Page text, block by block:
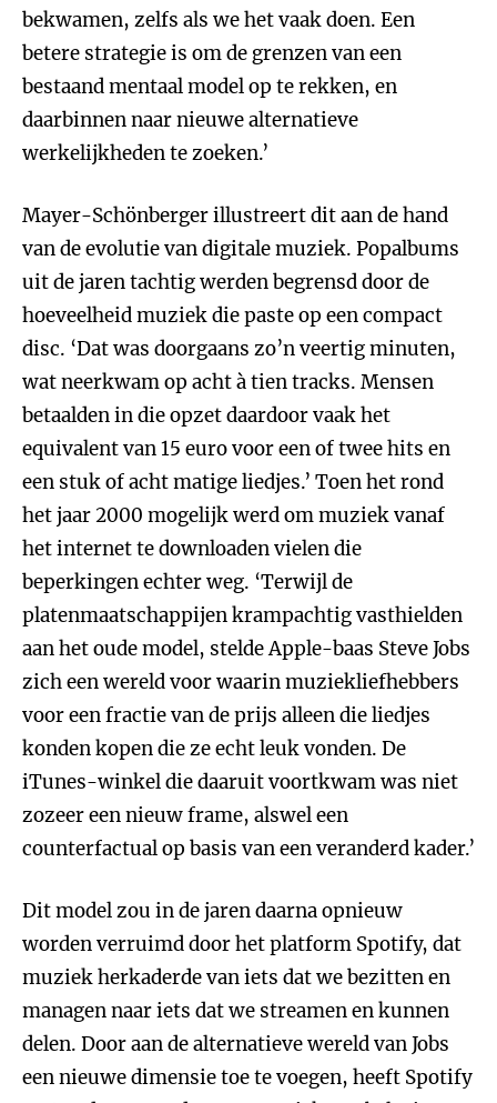
bekwamen, zelfs als we het vaak doen. Een
betere strategie is om de grenzen van een
bestaand mentaal model op te rekken, en
daarbinnen naar nieuwe alternatieve
werkelijkheden te zoeken.’
Mayer-Schönberger illustreert dit aan de hand
van de evolutie van digitale muziek. Popalbums
uit de jaren tachtig werden begrensd door de
hoeveelheid muziek die paste op een compact
disc. ‘Dat was doorgaans zo’n veertig minuten,
wat neerkwam op acht à tien tracks. Mensen
betaalden in die opzet daardoor vaak het
equivalent van 15 euro voor een of twee hits en
een stuk of acht matige liedjes.’ Toen het rond
het jaar 2000 mogelijk werd om muziek vanaf
het internet te downloaden vielen die
beperkingen echter weg. ‘Terwijl de
platenmaatschappijen krampachtig vasthielden
aan het oude model, stelde Apple-baas Steve Jobs
zich een wereld voor waarin muziekliefhebbers
voor een fractie van de prijs alleen die liedjes
konden kopen die ze echt leuk vonden. De
iTunes-winkel die daaruit voortkwam was niet
zozeer een nieuw frame, alswel een
counterfactual op basis van een veranderd kader.’
Dit model zou in de jaren daarna opnieuw
worden verruimd door het platform Spotify, dat
muziek herkaderde van iets dat we bezitten en
managen naar iets dat we streamen en kunnen
delen. Door aan de alternatieve wereld van Jobs
een nieuwe dimensie toe te voegen, heeft Spotify